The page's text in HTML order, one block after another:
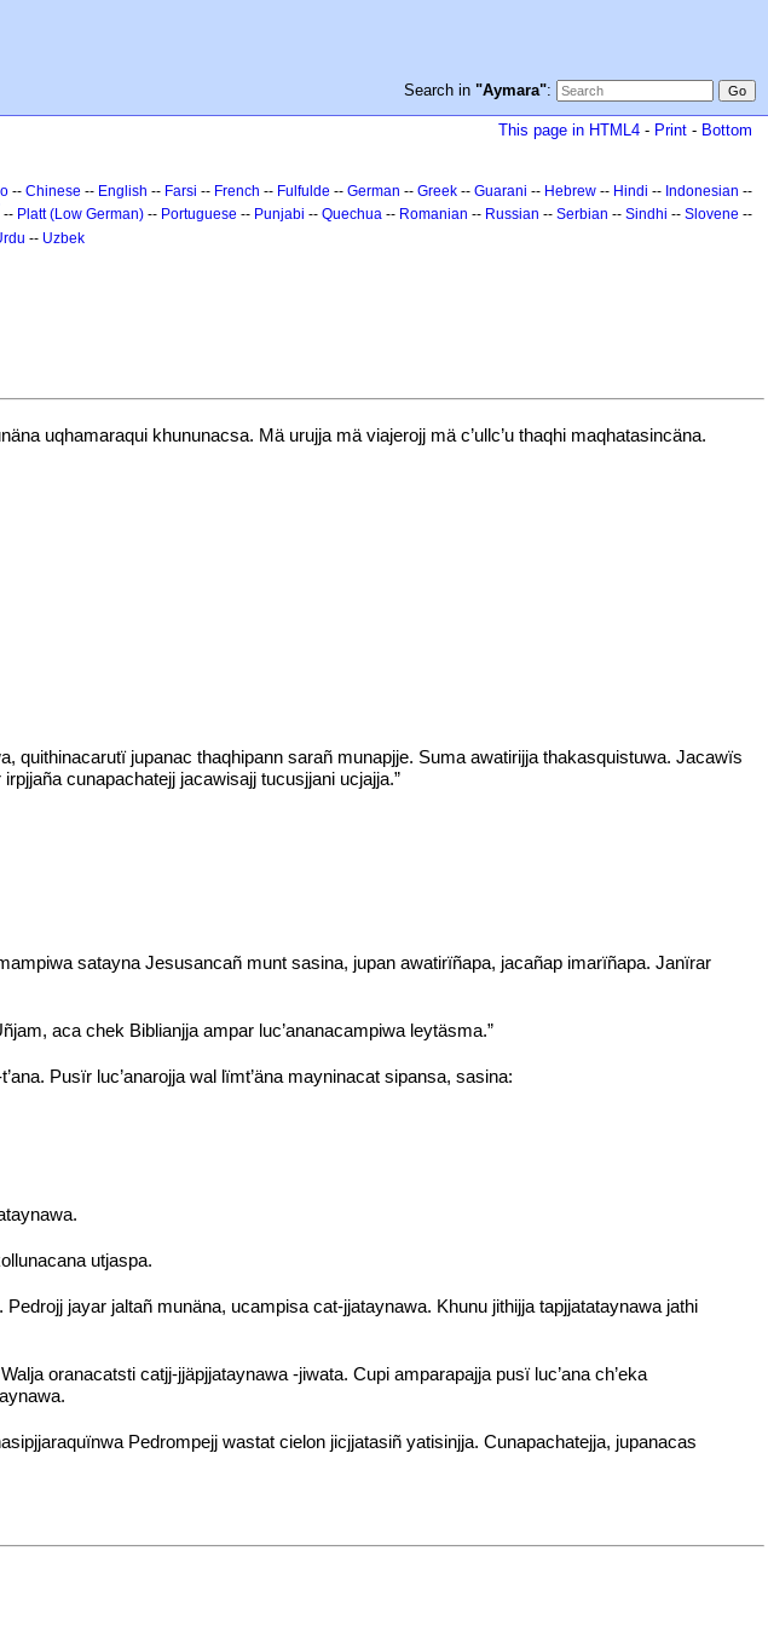
Search in "Aymara":
This page in HTML4 - Print - Bottom
-- Chinese -- English -- Farsi -- French -- Fulfulde -- German -- Greek -- Guarani -- Hebrew -- Hindi -- Indonesian --
-- Platt (Low German) -- Portuguese -- Punjabi -- Quechua -- Romanian -- Russian -- Serbian -- Sindhi -- Slovene --
-- Uzbek
uqhamaraqui khununacsa. Mä urujja mä viajerojj mä c’ullc’u thaqhi maqhatasincäna.
quithinacarutï jupanac thaqhipann sarañ munapjje. Suma awatirijja thakasquistuwa. Jacawïs
cunapachatejj jacawisajj tucusjjani ucjajja.”
satayna Jesusancañ munt sasina, jupan awatirïñapa, jacañap imarïñapa. Janïrar
aca chek Biblianjja ampar luc’ananacampiwa leytäsma.”
Pusïr luc’anarojja wal lïmt’äna mayninacat sipansa, sasina:
utjaspa.
jayar jaltañ munäna, ucampisa cat-jjataynawa. Khunu jithijja tapjjatataynawa jathi
oranacatsti catjj-jjäpjjataynawa -jiwata. Cupi amparapajja pusï luc’ana ch’eka
Pedrompejj wastat cielon jicjjatasiñ yatisinjja. Cunapachatejja, jupanacas